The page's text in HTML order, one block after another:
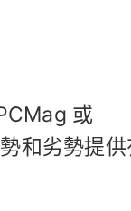
或
和劣勢提供